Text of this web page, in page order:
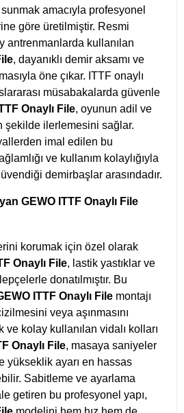
amacıyla profesyonel
göre üretilmiştir. Resmi
antrenmanlarda kullanılan
, dayanıklı demir aksamı ve
öne çıkar. ITTF onaylı
müsabakalarda güvenle
Onaylı File, oyunun adil ve
şekilde ilerlemesini sağlar.
imal edilen bu
ve kullanım kolaylığıyla
demirbaşlar arasındadır.
GEWO ITTF Onaylı File
korumak için özel olarak
Onaylı File, lastik yastıklar ve
donatılmıştır. Bu
ITTF Onaylı File montajı
veya aşınmasını
kolay kullanılan vidalı kolları
Onaylı File, masaya saniyeler
yükseklik ayarı en hassas
Sabitleme ve ayarlama
getiren bu profesyonel yapı,